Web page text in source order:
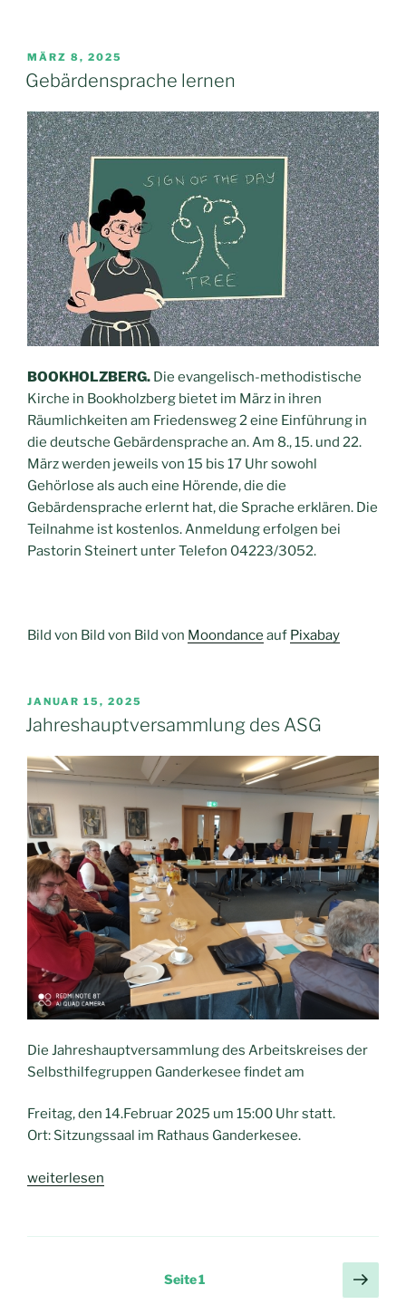
VERÖFFENTLICHT
AM
MÄRZ 8, 2025
Gebärdensprache lernen
BOOKHOLZBERG. Die evangelisch-methodistische
Kirche in Bookholzberg bietet im März in ihren
Räumlichkeiten am Friedensweg 2 eine Einführung in
die deutsche Gebärdensprache an. Am 8., 15. und 22.
März werden jeweils von 15 bis 17 Uhr sowohl
Gehörlose als auch eine Hörende, die die
Gebärdensprache erlernt hat, die Sprache erklären. Die
Teilnahme ist kostenlos. Anmeldung erfolgen bei
Pastorin Steinert unter Telefon 04223/3052.
Bild von Bild von Bild von Moondance auf Pixabay
VERÖFFENTLICHT
AM
JANUAR 15, 2025
Jahreshauptversammlung des ASG
Die Jahreshauptversammlung des Arbeitskreises der
Selbsthilfegruppen Ganderkesee findet am
Freitag, den 14.Februar 2025 um 15:00 Uhr statt.
Ort: Sitzungssaal im Rathaus Ganderkesee.
„Jahreshauptversammlung
weiterlesen
Seitennummerierung
Seite1